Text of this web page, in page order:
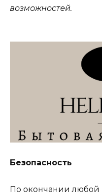
возможностей.
Безопасность
По окончании